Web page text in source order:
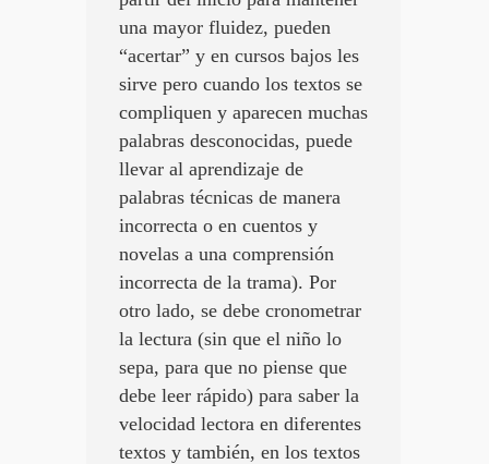
una mayor fluidez, pueden
“acertar” y en cursos bajos les
sirve pero cuando los textos se
compliquen y aparecen muchas
palabras desconocidas, puede
llevar al aprendizaje de
palabras técnicas de manera
incorrecta o en cuentos y
novelas a una comprensión
incorrecta de la trama). Por
otro lado, se debe cronometrar
la lectura (sin que el niño lo
sepa, para que no piense que
debe leer rápido) para saber la
velocidad lectora en diferentes
textos y también, en los textos